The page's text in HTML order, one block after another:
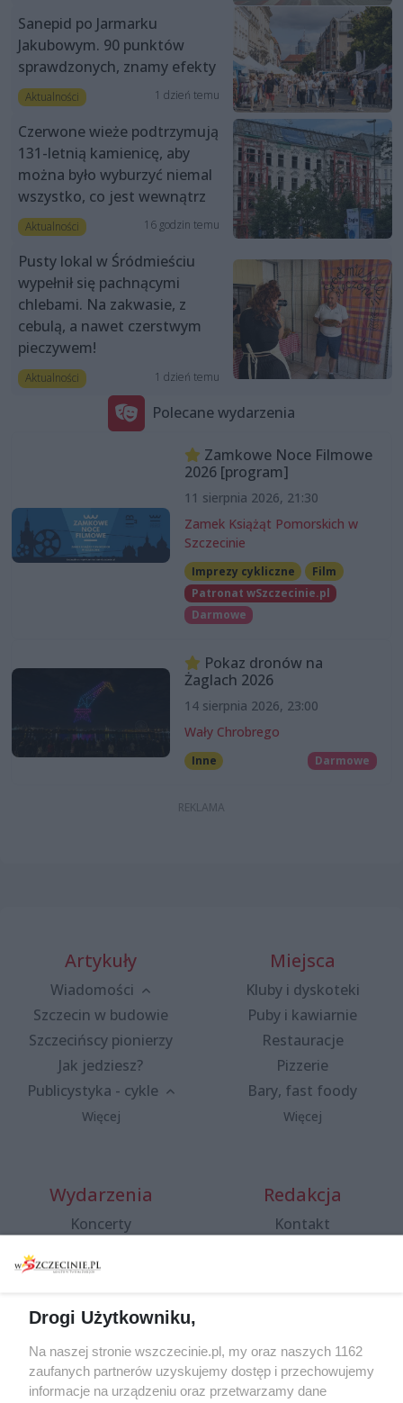
Sanepid po Jarmarku
Jakubowym. 90 punktów
sprawdzonych, znamy efekty
Aktualności 1 dzień temu
Czerwone wieże podtrzymują
131-letnią kamienicę, aby
można było wyburzyć niemal
wszystko, co jest wewnątrz
Aktualności 16 godzin temu
Pusty lokal w Śródmieściu
wypełnił się pachnącymi
chlebami. Na zakwasie, z
cebulą, a nawet czerstwym
pieczywem!
Aktualności 1 dzień temu
Polecane wydarzenia
Zamkowe Noce Filmowe
2026 [program]
11 sierpnia 2026, 21:30
Zamek Książąt Pomorskich w
Szczecinie
Imprezy cykliczne
Film
Patronat wSzczecinie.pl
Darmowe
Pokaz dronów na
Żaglach 2026
14 sierpnia 2026, 23:00
Wały Chrobrego
Inne Darmowe
Artykuły
Wiadomości
Szczecin w budowie
Szczecińscy pionierzy
Jak jedziesz?
Publicystyka - cykle
Więcej
Miejsca
Kluby i dyskoteki
Puby i kawiarnie
Restauracje
Pizzerie
Bary, fast foody
Więcej
Wydarzenia
Koncerty
Spacery i oprowadzania
targi
Wernisaże
Więcej
Redakcja
Kontakt
Specjalny koncert z okazji
20. urodzin portalu
wSzczecinie.pl
Drogi Użytkowniku,
Na naszej stronie wszczecinie.pl, my oraz naszych 1162
zaufanych partnerów uzyskujemy dostęp i przechowujemy
informacje na urządzeniu oraz przetwarzamy dane